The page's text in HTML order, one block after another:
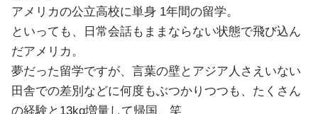
アメリカの公立高校に単身 1年間の留学。
といっても、日常会話もままならない状態で飛び込ん
だアメリカ。
夢だった留学ですが、言葉の壁とアジア人さえいない
田舎での差別などに何度もぶつかりつつも、たくさん
の経験と13kg増量して帰国、笑